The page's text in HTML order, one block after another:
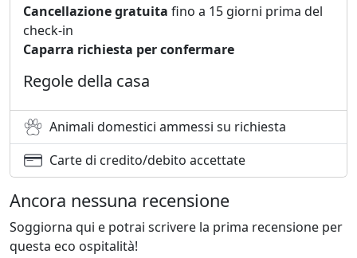
Cancellazione gratuita fino a 15 giorni prima del
check-in
Caparra richiesta per confermare
Regole della casa
Animali domestici ammessi su richiesta
Carte di credito/debito accettate
Ancora nessuna recensione
Soggiorna qui e potrai scrivere la prima recensione per
questa eco ospitalità!